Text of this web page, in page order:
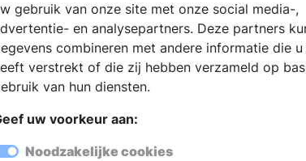
gebruik van onze site met onze social media-,
en analysepartners. Deze partners
combineren met andere informatie die u
verstrekt of die zij hebben verzameld op
van hun diensten.
uw voorkeur aan:
Noodzakelijke cookies